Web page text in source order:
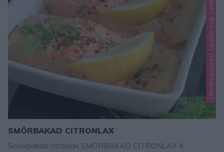
Uncategorized, Lindas mat, Lindas mat i ugn
SMÖRBAKAD CITRONLAX
Smörbakad citronlax SMÖRBAKAD CITRONLAX 4